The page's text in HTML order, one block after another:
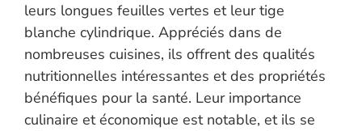
leurs longues feuilles vertes et leur tige
blanche cylindrique. Appréciés dans de
nombreuses cuisines, ils offrent des qualités
nutritionnelles intéressantes et des propriétés
bénéfiques pour la santé. Leur importance
culinaire et économique est notable, et ils se